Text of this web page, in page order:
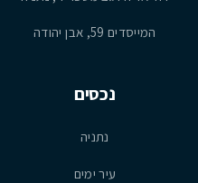
המייסדים 59, אבן יהודה
נכסים
נתניה
עיר ימים